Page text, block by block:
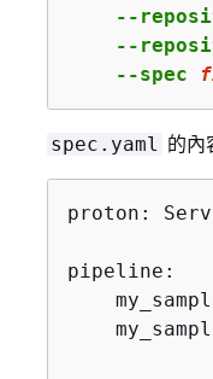
--
--
    --spec
spec.yaml 的內
proton:
pipeline: